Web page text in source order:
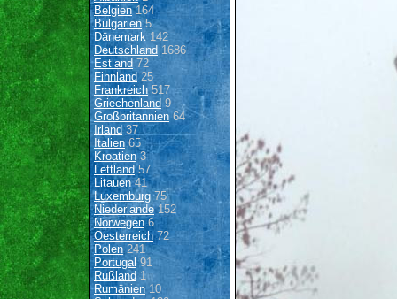
Belgien164
Bulgarien 5
Dänemark142
Deutschland 1686
Estland 72
Finnland 25
Frankreich517
Griechenland9
Großbritannien64
Irland 37
Italien65
Kroatien3
Lettland57
Litauen41
Luxemburg 75
Niederlande152
Norwegen6
Oesterreich72
Polen 241
Portugal91
Rußland 1
Rumänien10